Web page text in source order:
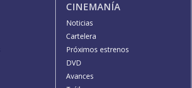
CINEMANÍA
Noticias
Cartelera
Próximos estrenos
DVD
Avances